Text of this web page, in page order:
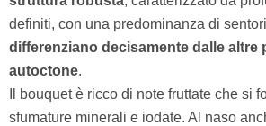
definiti, con una predominanza di
differenziano decisamente dalle altre
autoctone.
Il bouquet è ricco di note fruttate che si
sfumature minerali e iodate. Al naso